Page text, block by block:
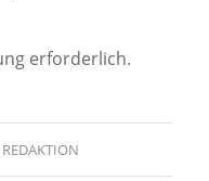
erforderlich.
REDAKTION